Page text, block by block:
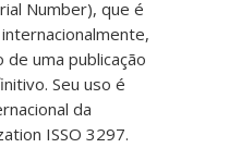
Number), que é
uma publicação
Seu uso é
da
ISSO 3297.